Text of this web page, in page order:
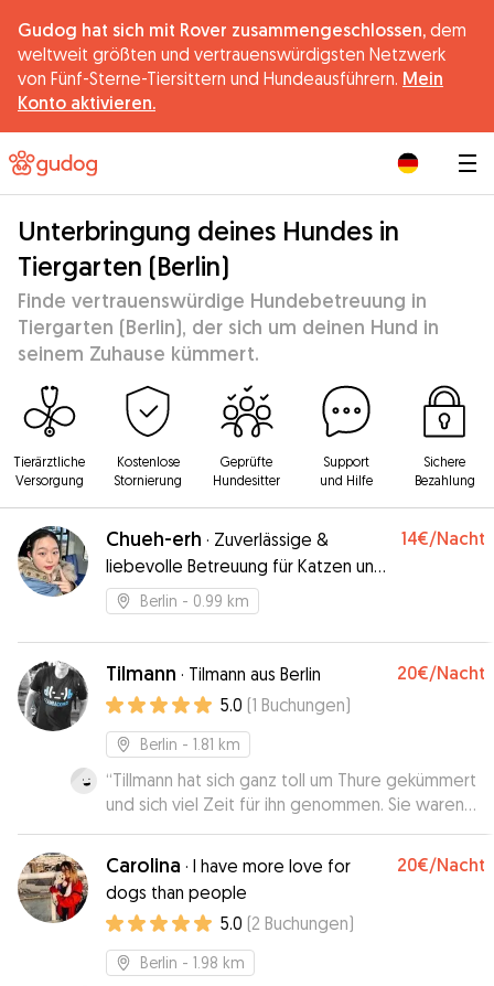
Gudog hat sich mit Rover zusammengeschlossen, dem
weltweit größten und vertrauenswürdigsten Netzwerk
von Fünf-Sterne-Tiersittern und Hundeausführern. Mein
Konto aktivieren.
Unterbringung deines Hundes in
Tiergarten (Berlin)
Finde vertrauenswürdige Hundebetreuung in
Tiergarten (Berlin), der sich um deinen Hund in
seinem Zuhause kümmert.
Tierärztliche
Versorgung
Kostenlose
Stornierung
Geprüfte
Hundesitter
Support
und Hilfe
Sichere
Bezahlung
Chueh-erh · Zuverlässige &
liebevolle Betreuung für Katzen und
kleine Hunde
14€/Nacht
Berlin - 0.99 km
Tilmann · Tilmann aus Berlin 20€/Nacht
5.0 (1 Buchungen)
Berlin - 1.81 km
“Tillmann hat sich ganz toll um Thure gekümmert
und sich viel Zeit für ihn genommen. Sie waren
sogar auf einem Hundeplatz zum Toben. Es ist
beruhigend, wenn man weiß, dass der eigene
Hund gut aufgehoben ist.”
Carolina · I have more love for
dogs than people
20€/Nacht
5.0 (2 Buchungen)
Berlin - 1.98 km